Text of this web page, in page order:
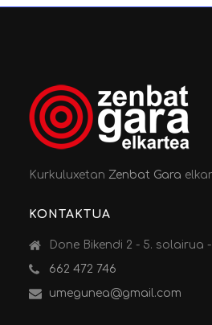
KurkuluxetanZenbat Gara
KONTAKTUA
Done Bikendi 2 - 5. solairua
662 472 746
umegunea@gmail.com